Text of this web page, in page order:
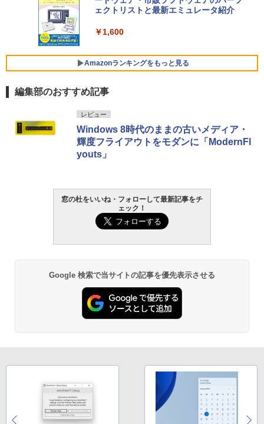
￥129,800
ersonal/Copilotキー搭載/Win 11/15.6型/
Core i5/16GB/SSD 512GB/ホワイト) FM
VWK3E15W_AZ
￥139,880
Windows版 | Minecraft (マインクラフ
ト): Java & Bedrock Edition | オンライ
ェクトリストと最新エミュレータ紹介
￥1,600
Amazonランキングをもっと見る
Amazon Kindle Paperwhite (16GB) 7イ
週間持続バッテリー、広告なし、ブラッ
ク
Amazon Kindle - 目に優しい、かさばら
ない、大きな画面で読みやすい、6週間持
続バッテリー、6インチディスプレイ電子
書籍リーダー、ブラック、16GB、広告な
￥16,980
Kindle Paperwhite シグニチャーエディ
ション (32GB) 7インチディスプレイ、明
るさ自動調整、色調調節ライト、12週間
ブラック
Amazon Kindle Colorsoft | 16GBストレ
ージ、防水、7インチカラーディスプレ
イ、色調調節ライト、最大8週間持続バッ
テリー、広告無し、ブラック (2025年発
編集部のおすすめ記事
レビュー
Windows 8時代のままの古いメディア・
輝度フライアウトをモダンに「ModernFl
youts」
窓の杜をいいね・フォローして最新記事をチ
ェック！
Google 検索で当サイトの記事を優先表示させる